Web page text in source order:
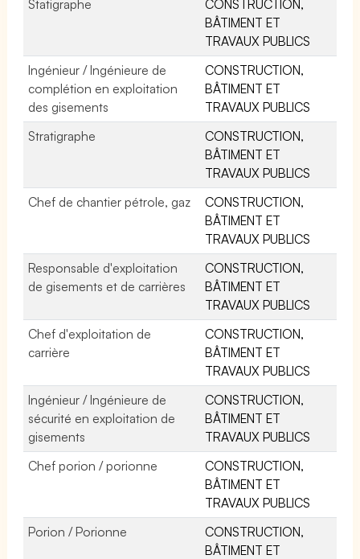
Statigraphe
CONSTRUCTION,
BÂTIMENT ET
TRAVAUX PUBLICS
Ingénieur / Ingénieure de
complétion en exploitation
des gisements
CONSTRUCTION,
BÂTIMENT ET
TRAVAUX PUBLICS
Stratigraphe
CONSTRUCTION,
BÂTIMENT ET
TRAVAUX PUBLICS
Chef de chantier pétrole, gaz
CONSTRUCTION,
BÂTIMENT ET
TRAVAUX PUBLICS
Responsable d'exploitation
de gisements et de carrières
CONSTRUCTION,
BÂTIMENT ET
TRAVAUX PUBLICS
Chef d'exploitation de
carrière
CONSTRUCTION,
BÂTIMENT ET
TRAVAUX PUBLICS
Ingénieur / Ingénieure de
sécurité en exploitation de
gisements
CONSTRUCTION,
BÂTIMENT ET
TRAVAUX PUBLICS
Chef porion / porionne
CONSTRUCTION,
BÂTIMENT ET
TRAVAUX PUBLICS
Porion / Porionne
CONSTRUCTION,
BÂTIMENT ET